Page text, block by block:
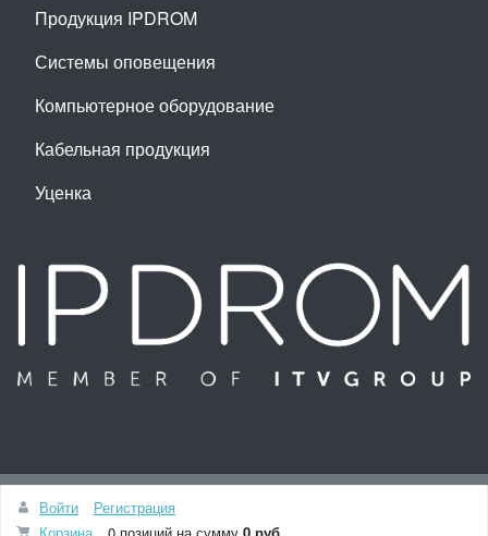
Продукция IPDROM
Системы оповещения
Компьютерное оборудование
Кабельная продукция
Уценка
Наверх
Разработка и сопровождение сайта -
Войти
Регистрация